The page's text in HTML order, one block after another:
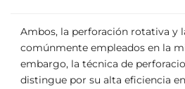
Ambos, la perforación rotativa y
comúnmente empleados en la
embargo, la técnica de
distingue por su alta eficiencia